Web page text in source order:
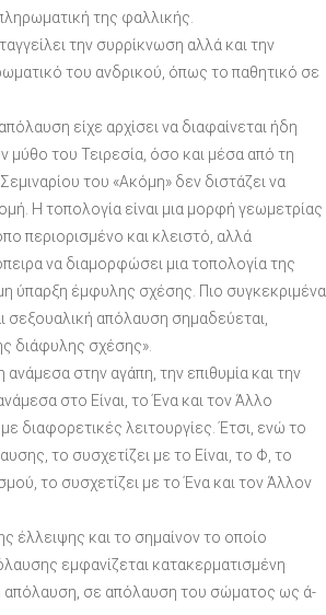
της φαλλικής.
την συρρίκνωση αλλά και την
του ανδρικού, όπως το παθητικό σε
είχε αρχίσει να διαφαίνεται ήδη
του Τειρεσία, όσο και μέσα από τη
του «Ακόμη» δεν διστάζει να
Η τοπολογία είναι μια μορφή γεωμετρίας
περιορισμένο και κλειστό, αλλά
να διαμορφώσει μια τοπολογία της
ύπαρξη έμφυλης σχέσης. Πιο συγκεκριμένα
σεξουαλική απόλαυση σημαδεύεται,
διάφυλης σχέσης».
στην αγάπη, την επιθυμία και την
στο Είναι, το Ένα και τον Άλλο
διαφορετικές λειτουργίες. Έτσι, ενώ το
το συσχετίζει με το Είναι, το Φ, το
το συσχετίζει με το Ένα και τον Άλλον
έλλειψης και το σημαίνον το οποίο
εμφανίζεται κατακερματισμένη
απόλαυση, σε απόλαυση του σώματος ως ά-